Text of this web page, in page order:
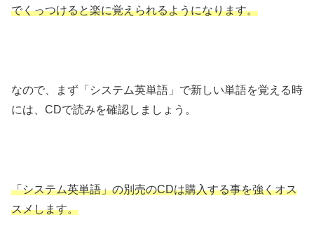
でくっつけると楽に覚えられるようになります。
なので、まず「システム英単語」で新しい単語を覚える時
には、CDで読みを確認しましょう。
「システム英単語」の別売のCDは購入する事を強くオス
スメします。